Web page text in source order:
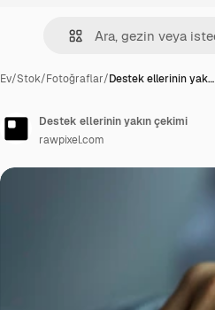
Ev/Stok/Fotoğraflar/Destek ellerinin yak…
Destek ellerinin yakın çekimi
rawpixel.com